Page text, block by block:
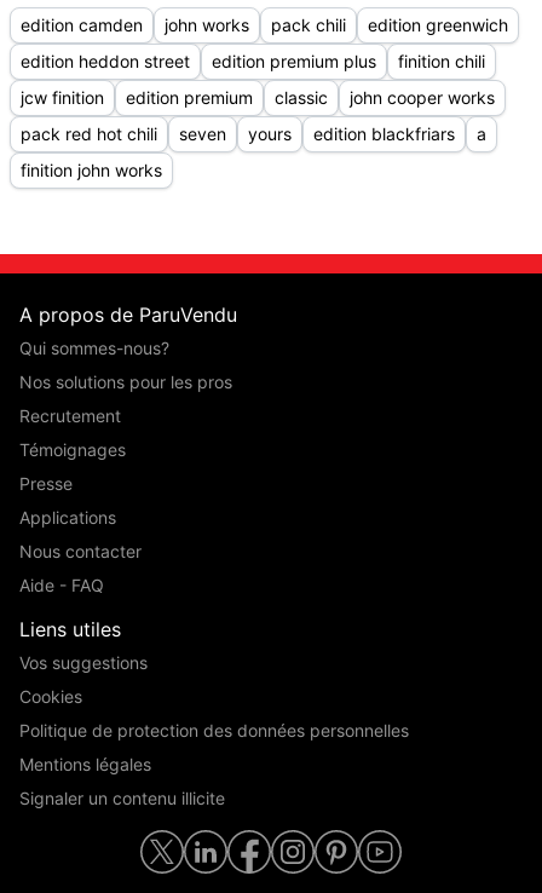
edition camden john works pack chili
edition greenwich
edition heddon street
edition premium plus
finition chili
jcw finition
edition premium classic
john cooper works
pack red hot chili
seven yours edition blackfriars
a
finition john works
A propos de ParuVendu
Qui sommes-nous?
Nos solutions pour les pros
Recrutement
Témoignages
Presse
Applications
Nous contacter
Aide - FAQ
Liens utiles
Vos suggestions
Cookies
Politique de protection des données personnelles
Mentions légales
Signaler un contenu illicite